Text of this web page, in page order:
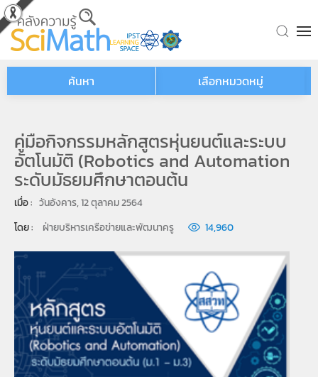
Skip to main content
ค้นหา เลือกหมวดหมู่
คู่มือกิจกรรมหลักสูตรหุ่นยนต์และระบบ
อัตโนมัติ (Robotics and Automation
ระดับมัธยมศึกษาตอนต้น
เมื่อ : วันอังคาร, 12 ตุลาคม 2564
โดย :
ฝ่ายบริหารเครือข่ายและพัฒนาครู 14,960